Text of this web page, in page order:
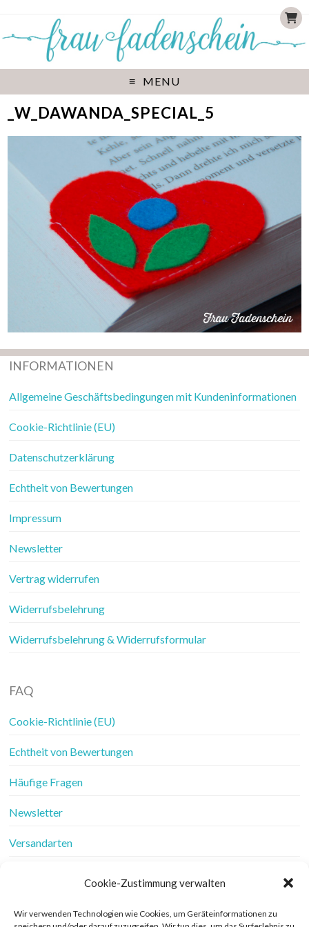
Cookie-Zustimmung verwalten
Wir verwenden Technologien wie Cookies, um Geräteinformationen zu
MENU
_W_DAWANDA_SPECIAL_5
INFORMATIONEN
Allgemeine Geschäftsbedingungen mit Kundeninformationen
Cookie-Richtlinie (EU)
Datenschutzerklärung
Echtheit von Bewertungen
Impressum
Newsletter
Vertrag widerrufen
Widerrufsbelehrung
Widerrufsbelehrung & Widerrufsformular
FAQ
Cookie-Richtlinie (EU)
Echtheit von Bewertungen
Häufige Fragen
Newsletter
Versandarten